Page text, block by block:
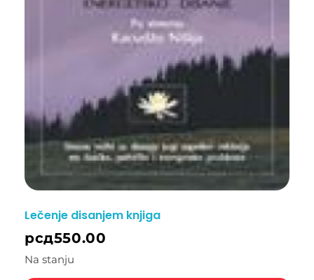
Lečenje disanjem knjiga
рсд550.00
Na stanju